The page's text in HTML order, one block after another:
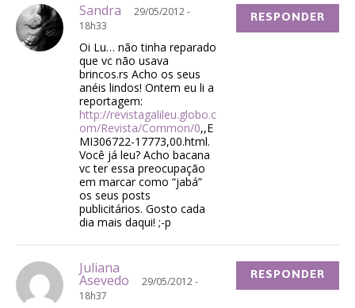
Sandra
29/05/2012 -
18h33
Oi Lu… não tinha reparado
que vc não usava
brincos.rs Acho os seus
anéis lindos! Ontem eu li a
reportagem:
http://revistagalileu.globo.c
om/Revista/Common/0,,E
MI306722-17773,00.html.
Você já leu? Acho bacana
vc ter essa preocupação
em marcar como “jabá”
os seus posts
publicitários. Gosto cada
dia mais daqui! ;-p
RESPONDER
Juliana
Asevedo
29/05/2012 -
18h37
RESPONDER